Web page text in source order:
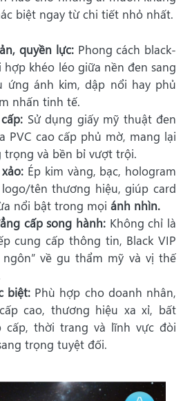
biệt ngay từ chi tiết nhỏ nhất.
quyền lực: Phong cách black-
khéo léo giữa nền đen sang
ứng ánh kim, dập nổi hay phủ
nhấn tinh tế.
Sử dụng giấy mỹ thuật đen
PVC cao cấp phủ mờ, mang lại
trọng và bền bỉ vượt trội.
Ép kim vàng, bạc, hologram
tên thương hiệu, giúp card
nổi bật trong mọi ánh nhìn.
cấp song hành: Không chỉ là
cung cấp thông tin, Black VIP
ngôn” về gu thẩm mỹ và vị thế
biệt:Phù hợp cho doanh nhân,
cao, thương hiệu xa xỉ, bất
cấp, thời trang và lĩnh vực đòi
trọng tuyệt đối.